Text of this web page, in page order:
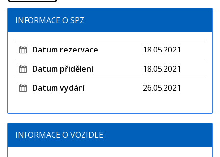
INFORMACE O SPZ
Datum rezervace
18.05.2021
Datum přidělení
18.05.2021
Datum vydání
26.05.2021
INFORMACE O VOZIDLE